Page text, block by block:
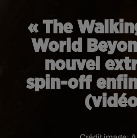
« The
World
nouvel
spin-off